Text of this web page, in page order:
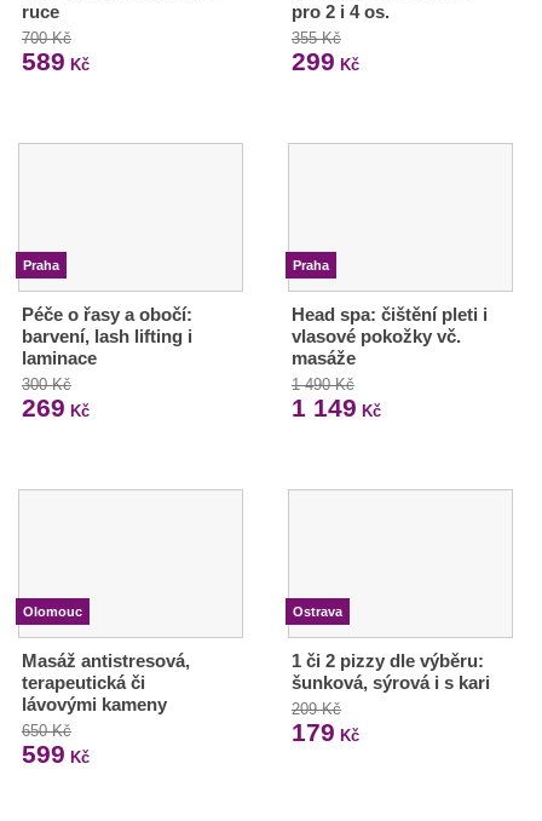
ruce
700 Kč
589 Kč
pro 2 i 4 os.
355 Kč
299 Kč
Praha
Péče o řasy a obočí:
barvení, lash lifting i
laminace
300 Kč
269 Kč
Praha
Head spa: čištění pleti i
vlasové pokožky vč.
masáže
1 490 Kč
1 149 Kč
Olomouc
Masáž antistresová,
terapeutická či
lávovými kameny
650 Kč
599 Kč
Ostrava
1 či 2 pizzy dle výběru:
šunková, sýrová i s kari
209 Kč
179 Kč